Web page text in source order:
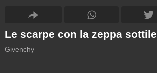
Le scarpe con la zeppa sottile
Givenchy